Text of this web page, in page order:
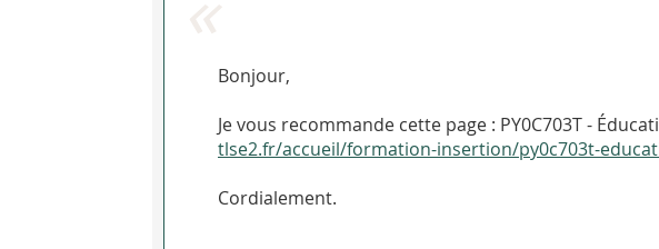
Bonjour,
Je vous recommande cette page : PY0C703T -
tlse2.fr/accueil/formation-insertion/py0c703t-
Cordialement.